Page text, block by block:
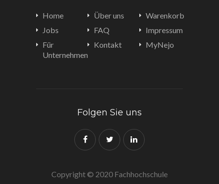
Home
Jobs
Für
Unternehmen
Über uns
FAQ
Kontakt
Warenkorb
Impressum
MyNejo
Folgen Sie uns
Copyright © 2020 Fachhochschule